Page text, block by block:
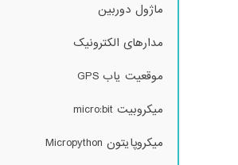
ماژول دوربین
مدارهای الکترونیک
موقعیت یاب GPS
میکروبیت micro:bit
میکروپایتون Micropython